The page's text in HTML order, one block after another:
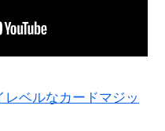
ベルなカードマジッ